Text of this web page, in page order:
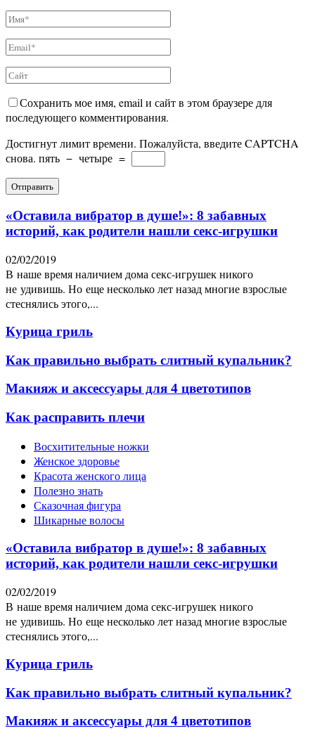
Сохранить мое имя, email и сайт в этом браузере для
последующего комментирования.
Достигнут лимит времени. Пожалуйста, введите CAPTCHA
снова. пять − четыре =
«Оставила вибратор в душе!»: 8 забавных
историй, как родители нашли секс-игрушки
02/02/2019
В наше время наличием дома секс-игрушек никого
не удивишь. Но еще несколько лет назад многие взрослые
стеснялись этого,...
Курица гриль
Как правильно выбрать слитный купальник?
Макияж и аксессуары для 4 цветотипов
Как расправить плечи
Восхитительные ножки
Женское здоровье
Красота женского лица
Полезно знать
Сказочная фигура
Шикарные волосы
«Оставила вибратор в душе!»: 8 забавных
историй, как родители нашли секс-игрушки
02/02/2019
В наше время наличием дома секс-игрушек никого
не удивишь. Но еще несколько лет назад многие взрослые
стеснялись этого,...
Курица гриль
Как правильно выбрать слитный купальник?
Макияж и аксессуары для 4 цветотипов